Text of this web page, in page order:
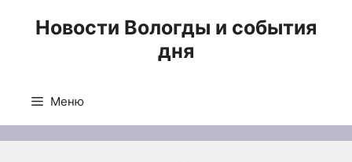
Новости Вологды и события
дня
Меню